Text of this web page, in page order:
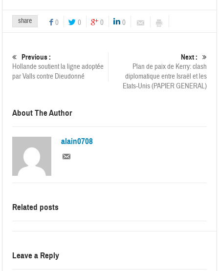
share 0 0 0 0
Previous :
Hollande soutient la ligne adoptée
par Valls contre Dieudonné
Next :
Plan de paix de Kerry: clash
diplomatique entre Israël et les
Etats-Unis (PAPIER GENERAL)
About The Author
alain0708
Related posts
Leave a Reply